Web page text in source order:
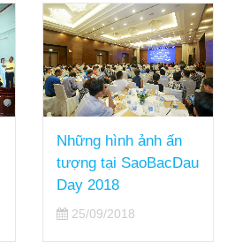
Những hình ảnh ấn
tượng tại SaoBacDau
Day 2018
25/09/2018